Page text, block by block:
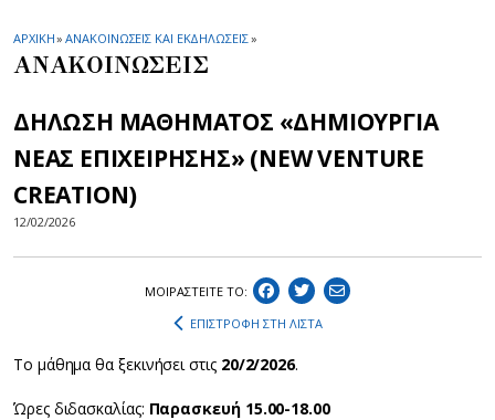
ΑΡΧΙΚΗ» ΑΝΑΚΟΙΝΩΣΕΙΣ ΚΑΙ ΕΚΔΗΛΩΣΕΙΣ»
ΑΝΑΚΟΙΝΩΣΕΙΣ
ΔΗΛΩΣΗ ΜΑΘΗΜΑΤΟΣ «ΔΗΜΙΟΥΡΓΙΑ
ΝΕΑΣ ΕΠΙΧΕΙΡΗΣΗΣ» (NEW VENTURE
CREATION)
12/02/2026
ΜΟΙΡΑΣΤEIΤΕ ΤΟ:
ΕΠΙΣΤΡΟΦΗ ΣΤΗ ΛΙΣΤΑ
Το μάθημα θα ξεκινήσει στις 20/2/2026.
Ώρες διδασκαλίας: Παρασκευή 15.00-18.00